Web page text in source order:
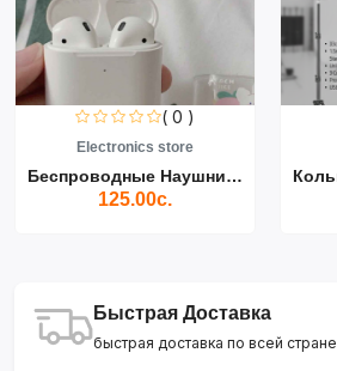
( 0 )
Electronics store
Беспроводные Наушники Air...
125.00с.
Быстрая Доставка
быстрая доставка по всей стране